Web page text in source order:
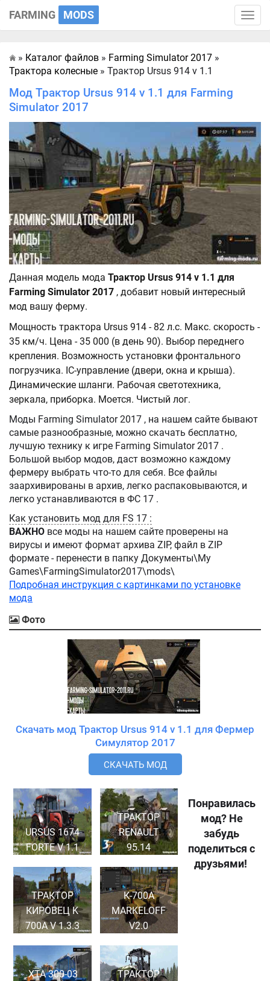
Toggle
FARMING MODS
Главная
» Каталог файлов » Farming Simulator 2017 »
Трактора колесные » Трактор Ursus 914 v 1.1
Мод Трактор Ursus 914 v 1.1 для Farming
Simulator 2017
Данная модель мода Трактор Ursus 914 v 1.1 для
Farming Simulator 2017 , добавит новый интересный
мод вашу ферму.
Мощность трактора Ursus 914 - 82 л.с. Макс. скорость -
35 км/ч. Цена - 35 000 (в день 90). Выбор переднего
крепления. Возможность установки фронтального
погрузчика. IC-управление (двери, окна и крыша).
Динамические шланги. Рабочая светотехника,
зеркала, приборка. Моется. Чистый лог.
Моды Farming Simulator 2017 , на нашем сайте бывают
самые разнообразные, можно скачать бесплатно,
лучшую технику к игре Farming Simulator 2017 .
Большой выбор модов, даст возможно каждому
фермеру выбрать что-то для себя. Все файлы
заархивированы в архив, легко распаковываются, и
легко устанавливаются в ФС 17 .
Как установить мод для FS 17 :
ВАЖНО все моды на нашем сайте проверены на
вирусы и имеют формат архива ZIP, файл в ZIP
формате - перенести в папку Документы\My
Games\FarmingSimulator2017\mods\
Подробная инструкция с картинками по установке
мода
Фото
Скачать мод Трактор Ursus 914 v 1.1 для Фермер
Симулятор 2017
СКАЧАТЬ МОД
URSUS 1674
FORTE V 1.1
ТРАКТОР
RENAULT
95.14
ТРАКТОР
КИРОВЕЦ K
700A V 1.3.3
К-700А
MARKELOFF
V2.0
ХТА 300-03
ТРАКТОР
Понравилась
мод? Не
забудь
поделиться с
друзьями!